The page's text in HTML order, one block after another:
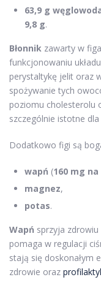
63,9 g
9,8 g.
Błonnik zawarty w
funkcjonowaniu
perystaltykę jelit oraz
spożywanie tych
poziomu cholesterolu
szczególnie istotne
Dodatkowo figi są
wapń (160 mg na
magnez,
potas.
Wapń sprzyja
pomaga w regulacji
stają się doskonałym
zdrowie oraz